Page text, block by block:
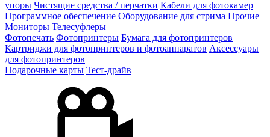
упоры Чистящие средства / перчатки Кабели для фотокамер
Программное обеспечение Оборудование для стрима Прочие
Мониторы Телесуфлеры
Фотопечать Фотопринтеры Бумага для фотопринтеров
Картриджи для фотопринтеров и фотоаппаратов Аксессуары
для фотопринтеров
Подарочные карты Тест-драйв